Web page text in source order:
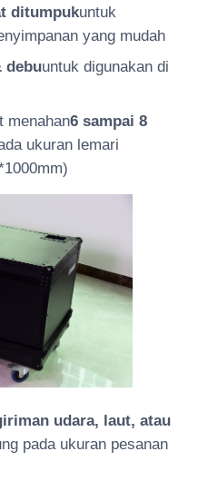
ditumpukuntuk
yang mudah
debuuntuk digunakan di
menahan6 sampai 8
ukuran lemari
udara, laut, atau
pada ukuran pesanan